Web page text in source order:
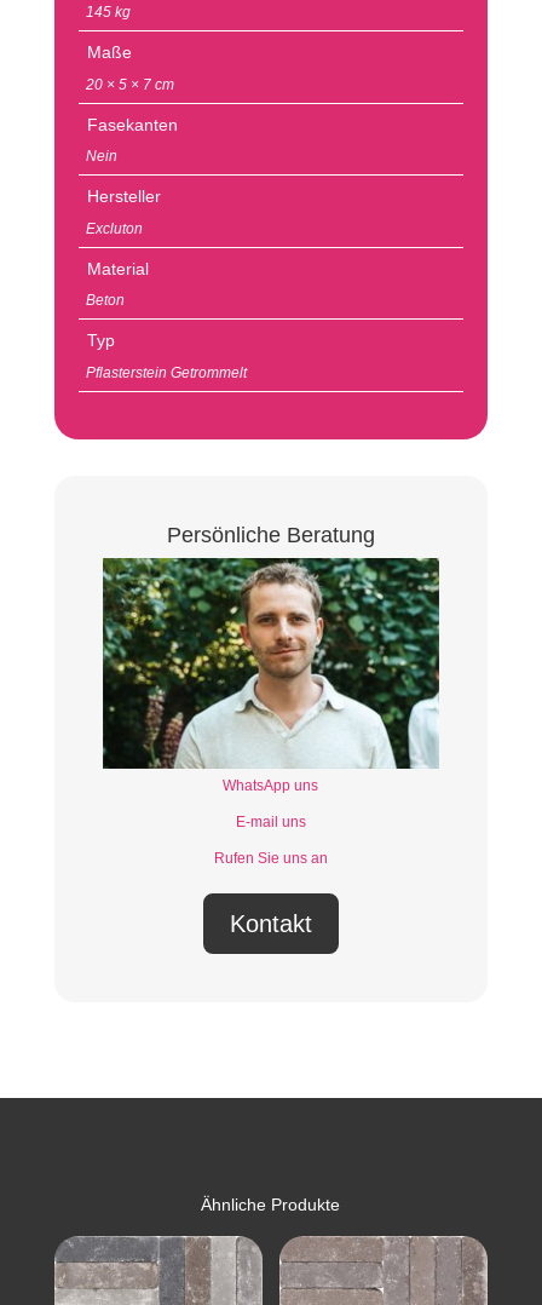
145 kg
Maße
20 × 5 × 7 cm
Fasekanten
Nein
Hersteller
Excluton
Material
Beton
Typ
Pflasterstein Getrommelt
Persönliche Beratung
WhatsApp uns
E-mail uns
Rufen Sie uns an
Kontakt
Ähnliche Produkte